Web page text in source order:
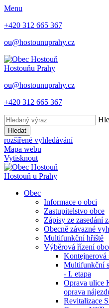
Menu
+420 312 665 367
ou@hostounuprahy.cz
Hostouňu Prahy
ou@hostounuprahy.cz
+420 312 665 367
Hledat
rozšířené vyhledávání
Mapa webu
Vytisknout
Hostouň u Prahy
Obec
Informace o obci
Zastupitelstvo obce
Zápisy ze zasedání
Obecně závazné
Multifunkční hřiště
Výběrová řízení
Kontejnerová
Multifunkční
- I. etapa
Oprava ulice
oprava
Revitalizace